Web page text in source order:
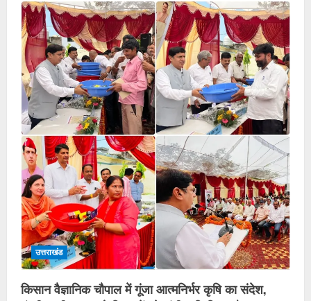
उत्तराखंड
किसान वैज्ञानिक चौपाल में गूंजा आत्मनिर्भर कृषि का संदेश,